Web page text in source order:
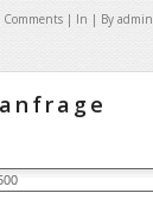
Comments | In | By admin